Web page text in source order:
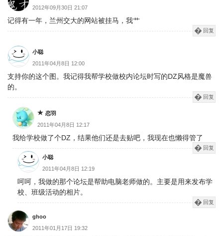
2012年09月30日 21:07
记得有一年，兰州交大的网站被挂马，我艹
回复
小聪
2011年04月8日 12:00
支持你的这个图。我记得我帮学校做校内论坛时写的DZ风格是魔兽
的。
回复
恋羽
2011年04月8日 12:17
我给学校做了个DZ，结果他们还是去贴吧，我现在也懒得管了
回复
小聪
2011年04月8日 12:19
呵呵，我做的那个论坛是帮助电脑老师做的。主要是用来发布学
校、班级活动的相片。
回复
ghoo
2011年01月17日 19:32